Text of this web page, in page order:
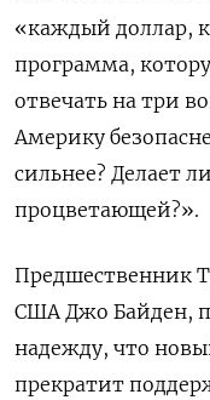
«каждый доллар,
программа,
отвечать на три
Америку
сильнее? Делает
процветающей?».
Предшественник
США Джо Байден,
надежду, что
прекратит